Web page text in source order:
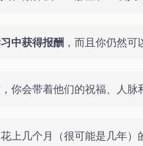
中获得报酬 ，而且你仍然
你会带着他们的祝福、人脉
上几个月（很可能是几年）